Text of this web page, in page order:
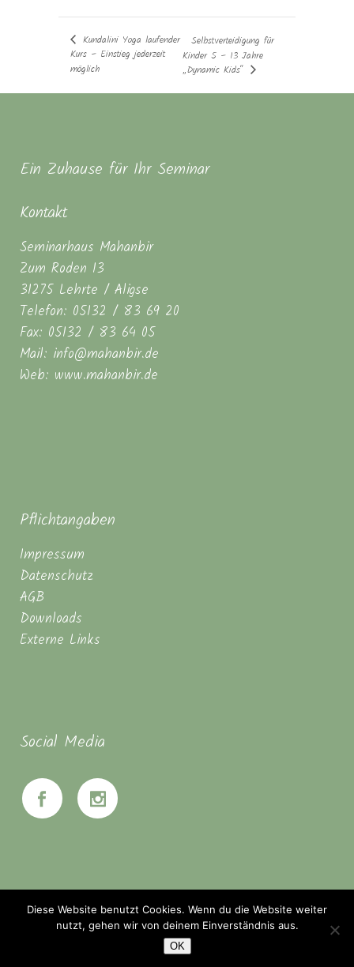
Kundalini Yoga laufender
Kurs – Einstieg jederzeit
möglich
Selbstverteidigung für
Kinder 5 – 13 Jahre
„Dynamic Kids“
Ein Zuhause für Ihr Seminar
Kontakt
Seminarhaus Mahanbir
Zum Roden 13
31275 Lehrte / Aligse
Telefon: 05132 / 83 69 20
Fax: 05132 / 83 64 05
Mail: info@mahanbir.de
Web: www.mahanbir.de
Pflichtangaben
Impressum
Datenschutz
AGB
Downloads
Externe Links
Social Media
© Seminarhaus Mahanbir - Zwischen Hannover & Braunschweig
Diese Website benutzt Cookies. Wenn du die Website weiter
nutzt, gehen wir von deinem Einverständnis aus.
OK